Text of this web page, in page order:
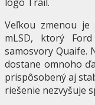
Veľkou zmenou je
mLSD, ktorý
samosvory Quaife.
dostane omnoho
prispôsobený aj
riešenie nezvyšuje